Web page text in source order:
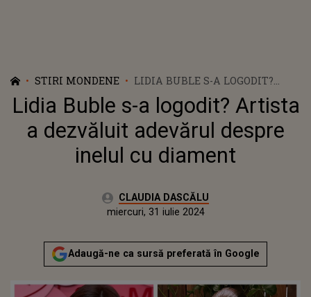
STIRI MONDENE
LIDIA BUBLE S-A LOGODIT?
ARTISTA A DEZVĂLUIT
ADEVĂRUL DESPRE INELUL CU
DIAMENT
Lidia Buble s-a logodit? Artista
a dezvăluit adevărul despre
inelul cu diament
Autor:CLAUDIA DASCĂLU
Actualizat:
miercuri, 31 iulie 2024
Adaugă-ne ca sursă preferată în Google